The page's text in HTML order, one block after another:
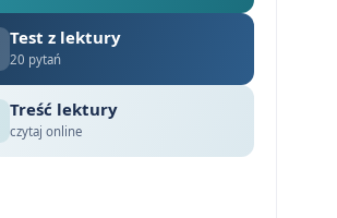
Test z lektury
20 pytań
Treść lektury
czytaj online